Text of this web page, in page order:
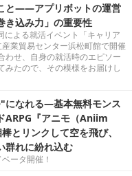
と――アプリボットの運営
き込み力」の重要性
よる就活イベント「キャリア
業貿易センター浜松町館で開催
わせ、自身の就活時のエピソー
みたので、その模様をお届けし
になれる―基本無料モンス
ARPG『アニモ（Aniim
とリンクして空を飛び、
群れに紛れ込む
ータ開催！